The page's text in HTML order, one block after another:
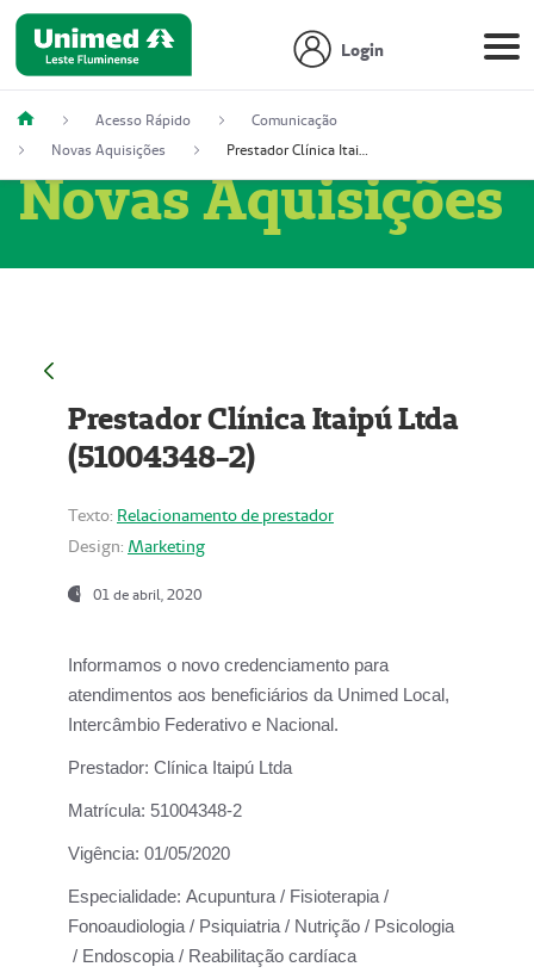
Login
Acesso Rápido
Comunicação
Novas Aquisições
Prestador Clínica Itaipú Ltda (51004348-2)
Novas Aquisições
Prestador Clínica Itaipú Ltda
(51004348-2)
Texto: Relacionamento de prestador
Design: Marketing
01 de abril, 2020
Informamos o novo credenciamento para
atendimentos aos beneficiários da Unimed Local,
Intercâmbio Federativo e Nacional.
Prestador: Clínica Itaipú Ltda
Matrícula: 51004348-2
Vigência: 01/05/2020
Especialidade: Acupuntura / Fisioterapia /
Fonoaudiologia / Psiquiatria / Nutrição / Psicologia
/ Endoscopia / Reabilitação cardíaca